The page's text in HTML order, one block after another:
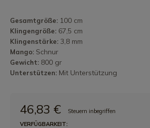
Gesamtgröße: 100 cm
Klingengröße: 67,5 cm
Klingenstärke: 3,8 mm
Mango: Schnur
Gewicht: 800 gr
Unterstützen: Mit Unterstützung
46,83 €
Steuern inbegriffen
VERFÜGBARKEIT: